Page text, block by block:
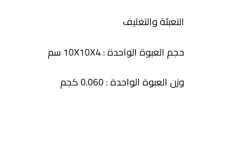
التعبئة والتغليف
حجم العبوة الواحدة : 10X10X4 سم
وزن العبوة الواحدة : 0.060 كجم